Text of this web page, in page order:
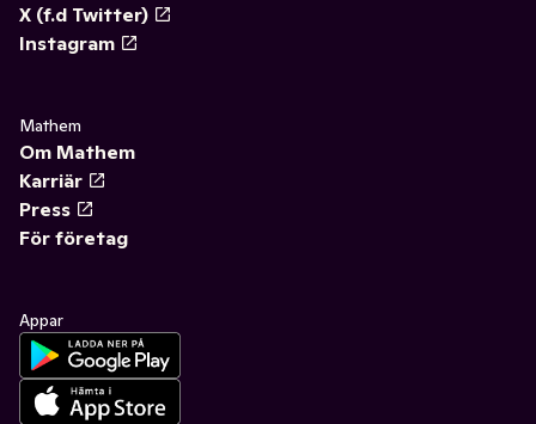
X (f.d Twitter)
Instagram
Mathem
Om Mathem
Karriär
Press
För företag
Appar